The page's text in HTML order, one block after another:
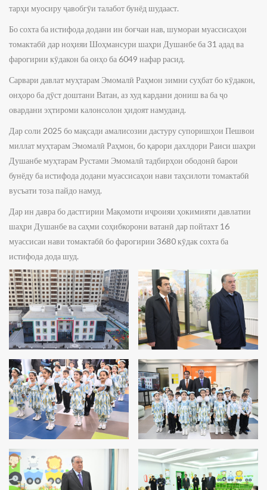
тарҳи муосиру ҷавобгӯи талабот бунёд шудааст.
Бо сохта ба истифода додани ин боғчаи нав, шумораи муассисаҳои
томактабӣ дар ноҳияи Шоҳмансури шаҳри Душанбе ба 31 адад ва
фарогирии кӯдакон ба онҳо ба 6049 нафар расид.
Сарвари давлат муҳтарам Эмомалӣ Раҳмон зимни суҳбат бо кӯдакон,
онҳоро ба дӯст доштани Ватан, аз худ кардани дониш ва ба ҷо
овардани эҳтироми калонсолон ҳидоят намуданд.
Дар соли 2025 бо мақсади амалисозии дастуру супоришҳои Пешвои
миллат муҳтарам Эмомалӣ Раҳмон, бо қарори дахлдори Раиси шаҳри
Душанбе муҳтарам Рустами Эмомалӣ тадбирҳои ободонӣ барои
бунёду ба истифода додани муассисаҳои нави таҳсилоти томактабӣ
вусъати тоза пайдо намуд.
Дар ин давра бо дастгирии Мақомоти иҷроияи ҳокимияти давлатии
шаҳри Душанбе ва саҳми соҳибкорони ватанӣ дар пойтахт 16
муассисаи нави томактабӣ бо фарогирии 3680 кӯдак сохта ба
истифода дода шуд.